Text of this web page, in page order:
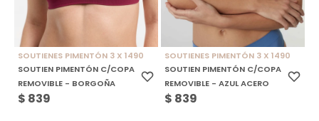
SOUTIENES PIMENTÓN 3 X 1490
SOUTIEN PIMENTÓN C/COPA
REMOVIBLE - BORGOÑA
$ 839
SOUTIENES PIMENTÓN 3 X 1490
SOUTIEN PIMENTÓN C/COPA
REMOVIBLE - AZUL ACERO
$ 839